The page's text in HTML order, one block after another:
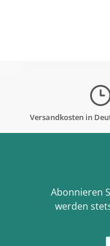
Versandkosten in
Abonnieren
werden